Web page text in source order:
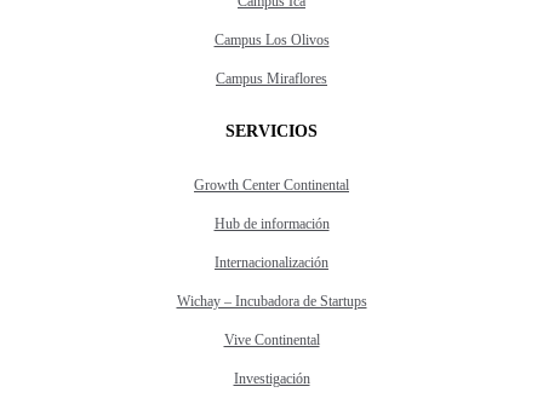
Campus Los Olivos
Campus Miraflores
SERVICIOS
Growth Center Continental
Hub de información
Internacionalización
Wichay – Incubadora de Startups
Vive Continental
Investigación